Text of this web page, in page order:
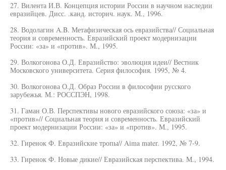
27. Вилента И.В. Концепция истории России в научном наследии
евразийцев. Дисс. .канд. историч. наук. М., 1996.
28. Водолагин A.B. Метафизическая ось евразийства// Социальная
теория и современность. Евразийский проект модернизации
России: «за» и «против». М., 1995.
29. Волкогонова О.Д. Евразийство: эволюция идеи// Вестник
Московского университета. Серия философия. 1995, № 4.
30. Волкогонова О.Д. Образ России в философии русского
зарубежья. М.: РОССПЭН, 1998.
31. Гаман О.В. Перспективы нового евразийского союза: «за» и
«против»// Социальная теория и современность. Евразийский
проект модернизации России: «за» и «против». М., 1995.
32. Гиренок Ф. Евразийские тропы// Aima mater. 1992, № 7-9.
33. Гиренок Ф. Новые дикие// Евразийская перспектива. М., 1994.